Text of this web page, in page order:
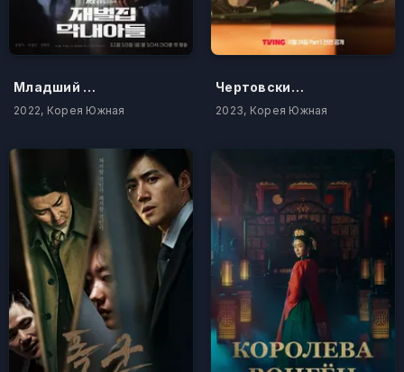
Младший сын семьи чеболя
2022, Корея Южная
Чертовски удачный день
2023, Корея Южная